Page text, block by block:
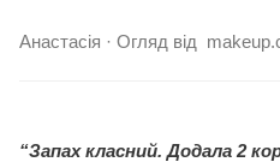
Анастасія · Огляд від
“Запах класний. Додала 2